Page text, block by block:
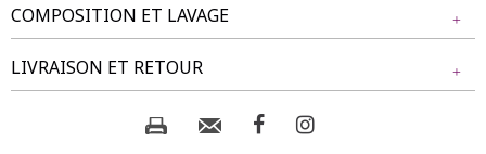
Tunique grande taille unie. Coupe ample. Col chemise avec
patte de boutonnage partielle décorative. Deux boutons en
forme de coquillage et étoile de mer. Manches 3/4 avec
poignets boutonnés. Plis d'aisance au dos. Base arrondie.
Notre mannequin Rafaela mesure 1m75 et porte une
COMPOSITION ET LAVAGE
Tissu principal : 100% POLYESTER
Composition et lavage :
LIVRAISON ET RETOUR
NOS MODES DE LIVRAISON